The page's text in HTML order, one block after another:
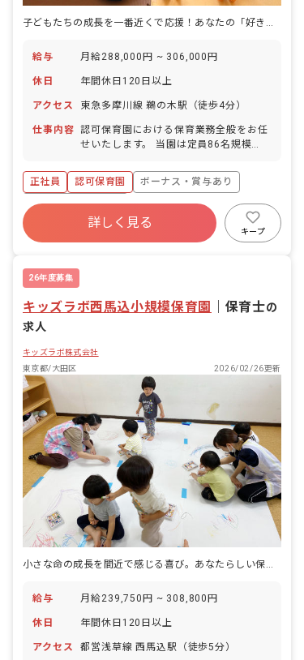
子どもたちの成長を一番近くで応援！あなたの「好き」を活かせる場所がここにあります。
給与 月給288,000円 ~ 306,000円
休日 年間休日120日以上
アクセス 東急多摩川線 鵜の木駅（徒歩4分）
仕事内容 認可保育園における保育業務全般をお任
せいたします。 当園は定員86名規模
いて: ・木のぬくもり溢れる園舎と「自
然共育」が魅力です。 ・「あたたかい空
間「いえ」が人を育てる」を合言葉に、
主体性を育む「コーナー保育」などを取
り入れ、子どもたち一人ひとりに寄り添
う保育を行っています。 ・ご自身の「好
が苦手な方もご安心ください。 ■園児年
正社員 認可保育園
ボーナス・賞与あり
年間休日120日以上
寮・住宅・家賃補助あり
社会保険完備
残業少なめ
詳しく見る
キープ
26年度募集
キッズラボ西馬込小規模保育園 保育士の
求人
キッズラボ株式会社
東京都/大田区
2026/02/26更新
給与 月給239,750円 ~ 308,800円
休日 年間休日120日以上
アクセス 都営浅草線 西馬込駅（徒歩5分）